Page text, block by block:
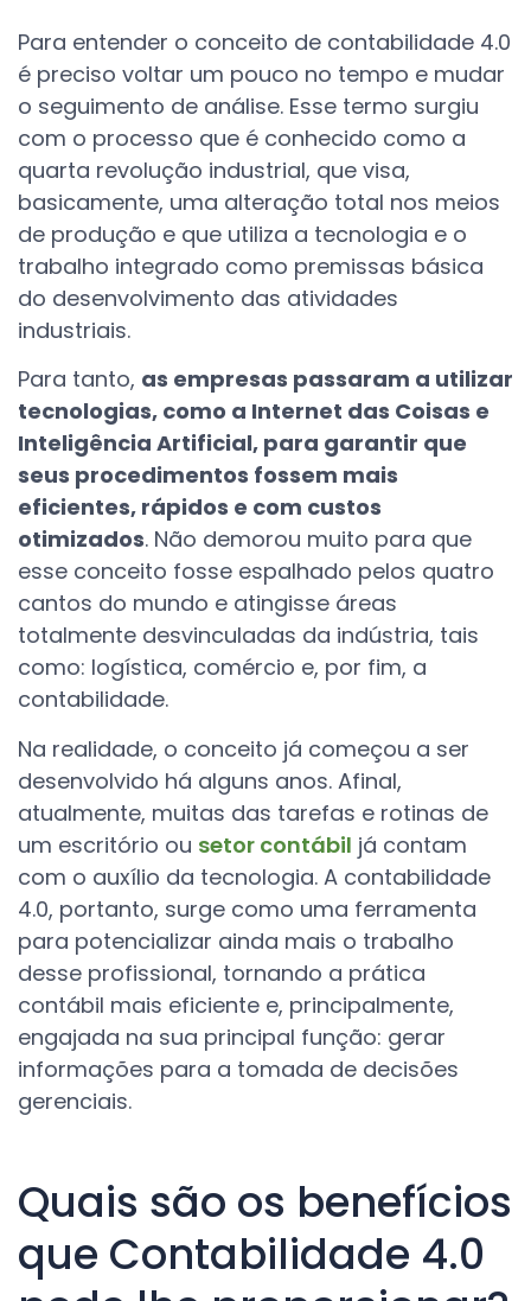
Para entender o conceito de contabilidade 4.0
é preciso voltar um pouco no tempo e mudar
o seguimento de análise. Esse termo surgiu
com o processo que é conhecido como a
quarta revolução industrial, que visa,
basicamente, uma alteração total nos meios
de produção e que utiliza a tecnologia e o
trabalho integrado como premissas básica
do desenvolvimento das atividades
industriais.
Para tanto, as empresas passaram a utilizar
tecnologias, como a Internet das Coisas e
Inteligência Artificial, para garantir que
seus procedimentos fossem mais
eficientes, rápidos e com custos
otimizados. Não demorou muito para que
esse conceito fosse espalhado pelos quatro
cantos do mundo e atingisse áreas
totalmente desvinculadas da indústria, tais
como: logística, comércio e, por fim, a
contabilidade.
Na realidade, o conceito já começou a ser
desenvolvido há alguns anos. Afinal,
atualmente, muitas das tarefas e rotinas de
um escritório ou setor contábil já contam
com o auxílio da tecnologia. A contabilidade
4.0, portanto, surge como uma ferramenta
para potencializar ainda mais o trabalho
desse profissional, tornando a prática
contábil mais eficiente e, principalmente,
engajada na sua principal função: gerar
informações para a tomada de decisões
gerenciais.
Quais são os benefícios
que Contabilidade 4.0